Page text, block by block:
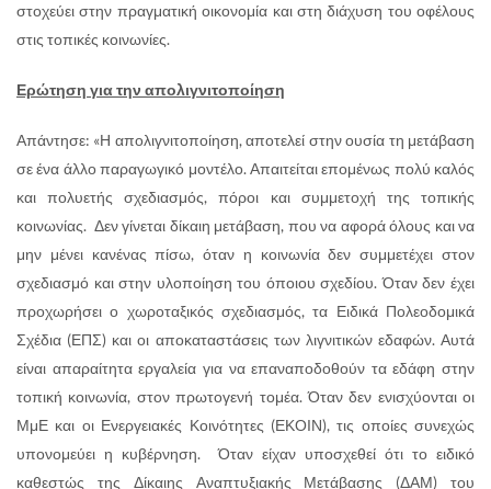
στοχεύει στην πραγματική οικονομία και στη διάχυση του οφέλους
στις τοπικές κοινωνίες.
Ερώτηση για την απολιγνιτοποίηση
Απάντησε: «Η απολιγνιτοποίηση, αποτελεί στην ουσία τη μετάβαση
σε ένα άλλο παραγωγικό μοντέλο. Απαιτείται επομένως πολύ καλός
και πολυετής σχεδιασμός, πόροι και συμμετοχή της τοπικής
κοινωνίας. Δεν γίνεται δίκαιη μετάβαση, που να αφορά όλους και να
μην μένει κανένας πίσω, όταν η κοινωνία δεν συμμετέχει στον
σχεδιασμό και στην υλοποίηση του όποιου σχεδίου. Όταν δεν έχει
προχωρήσει ο χωροταξικός σχεδιασμός, τα Ειδικά Πολεοδομικά
Σχέδια (ΕΠΣ) και οι αποκαταστάσεις των λιγνιτικών εδαφών. Αυτά
είναι απαραίτητα εργαλεία για να επαναποδοθούν τα εδάφη στην
τοπική κοινωνία, στον πρωτογενή τομέα. Όταν δεν ενισχύονται οι
ΜμΕ και οι Ενεργειακές Κοινότητες (ΕΚΟΙΝ), τις οποίες συνεχώς
υπονομεύει η κυβέρνηση. Όταν είχαν υποσχεθεί ότι το ειδικό
καθεστώς της Δίκαιης Αναπτυξιακής Μετάβασης (ΔΑΜ) του